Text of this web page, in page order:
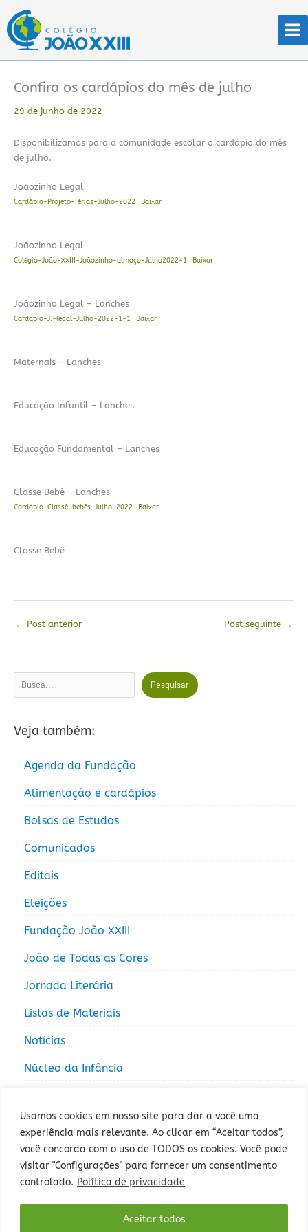
Usamos cookies em nosso site para dar a você uma
experiência mais relevante. Ao clicar em “Aceitar todos”,
você concorda com o uso de TODOS os cookies. Você pode
visitar "Configurações" para fornecer um consentimento
controlado. Política de privacidade
Aceitar todos
para
conteúdo
Confira os cardápios do mês de julho
29 de junho de 2022
Disponibilizamos para a comunidade escolar o cardápio do mês
de julho.
Joãozinho Legal
Cardápio-Projeto-Férias-Julho-2022 Baixar
Joãozinho Legal
Colégio-João-XXIII-Joãozinho-almoço-Julho2022-1 Baixar
Joãozinho Legal – Lanches
Cardapio-J.-legal-Julho-2022-1-1 Baixar
Maternais – Lanches
Educação Infantil – Lanches
Educação Fundamental – Lanches
Classe Bebê – Lanches
Cardápio-Classê-bebês-Julho-2022 Baixar
Classe Bebê
← Post anterior Post seguinte →
Pesquisar Pesquisar
Veja também:
Agenda da Fundação
Alimentação e cardápios
Bolsas de Estudos
Comunicados
Editais
Eleições
Fundação João XXIII
João de Todas as Cores
Jornada Literária
Listas de Materiais
Notícias
Núcleo da Infância